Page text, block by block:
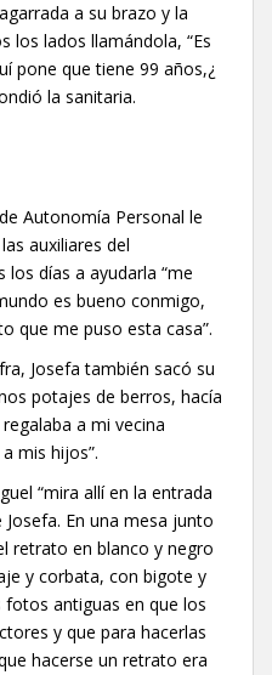
a su brazo y la
los lados llamándola, “Es
pone que tiene 99 años,¿
la sanitaria.
Autonomía Personal le
auxiliares del
días a ayudarla “me
es bueno conmigo,
que me puso esta casa”.
Josefa también sacó su
potajes de berros, hacía
a mi vecina
mis hijos”.
“mira allí en la entrada
En una mesa junto
retrato en blanco y negro
y corbata, con bigote y
fotos antiguas en que los
y que para hacerlas
hacerse un retrato era